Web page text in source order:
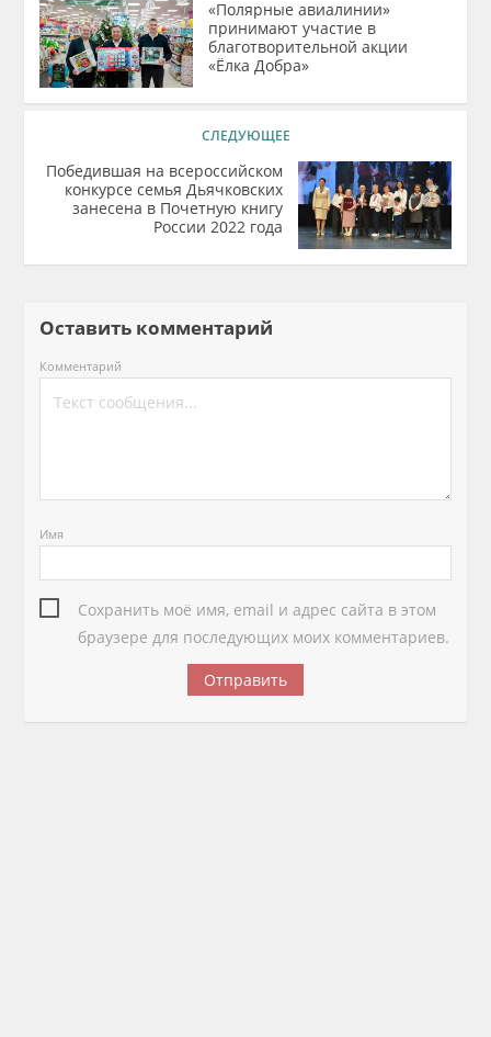
«Полярные авиалинии»
принимают участие в
благотворительной акции
«Ёлка Добра»
СЛЕДУЮЩЕЕ
Победившая на всероссийском
конкурсе семья Дьячковских
занесена в Почетную книгу
России 2022 года
Оставить комментарий
Комментарий
Имя
Сохранить моё имя, email и адрес сайта в этом
браузере для последующих моих комментариев.